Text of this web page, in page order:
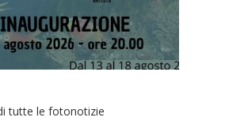
tutte le fotonotizie